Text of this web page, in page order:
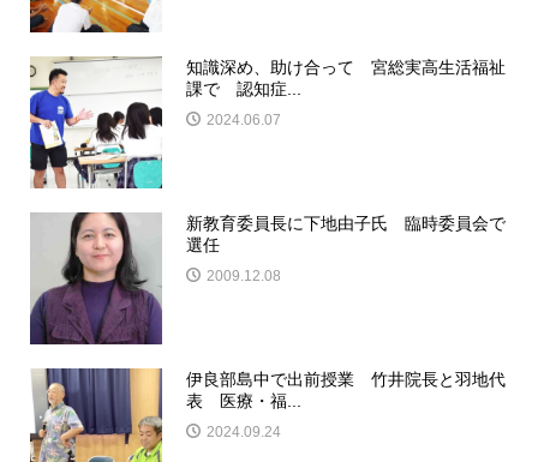
知識深め、助け合って 宮総実高生活福祉
課で 認知症...
2024.06.07
新教育委員長に下地由子氏 臨時委員会で
選任
2009.12.08
伊良部島中で出前授業 竹井院長と羽地代
表 医療・福...
2024.09.24